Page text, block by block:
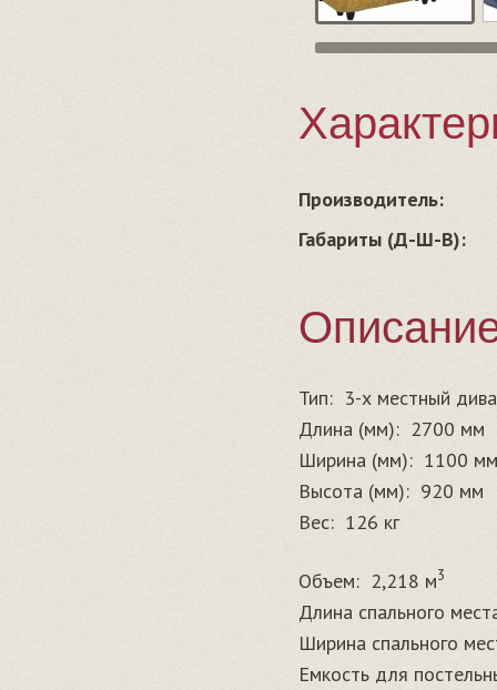
Производитель:
Габариты (Д-Ш-В):
Тип: 3-х местный
Длина (мм): 2700 мм
Ширина (мм): 1100 мм
Высота (мм): 920 мм
Вес: 126 кг
Объем: 2,218 м3
Длина спального
Ширина спального
Емкость для